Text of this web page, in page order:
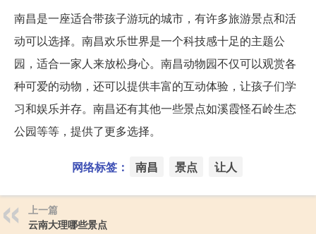
南昌是一座适合带孩子游玩的城市，有许多旅游景点和活
动可以选择。南昌欢乐世界是一个科技感十足的主题公
园，适合一家人来放松身心。南昌动物园不仅可以观赏各
种可爱的动物，还可以提供丰富的互动体验，让孩子们学
习和娱乐并存。南昌还有其他一些景点如溪霞怪石岭生态
公园等等，提供了更多选择。
网络标签： 南昌 景点 让人
上一篇
云南大理哪些景点